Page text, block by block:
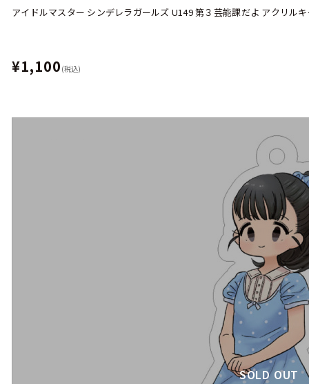
アイドルマスター シンデレラガールズ U149 第３芸能課だよ アクリル
¥1,100 (税込)
SOLD OUT